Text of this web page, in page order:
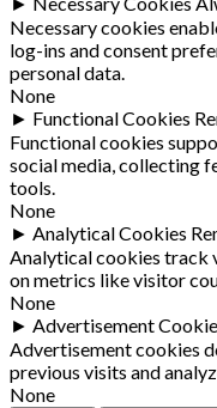
Necessary cookies
log-ins and consent
personal data.
None
► Functional Cookies
Functional cookies
social media, collecting
tools.
None
► Analytical Cookies
Analytical cookies track
on metrics like visitor
None
► Advertisement
Advertisement cookies
previous visits and
None